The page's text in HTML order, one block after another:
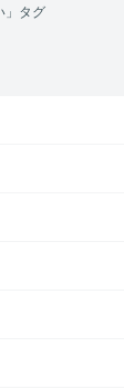
」タグ